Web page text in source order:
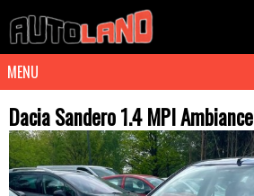
MENU
Dacia Sandero 1.4 MPI Ambiance